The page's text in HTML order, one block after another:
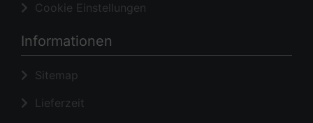
Cookie Einstellungen
Informationen
Sitemap
Lieferzeit